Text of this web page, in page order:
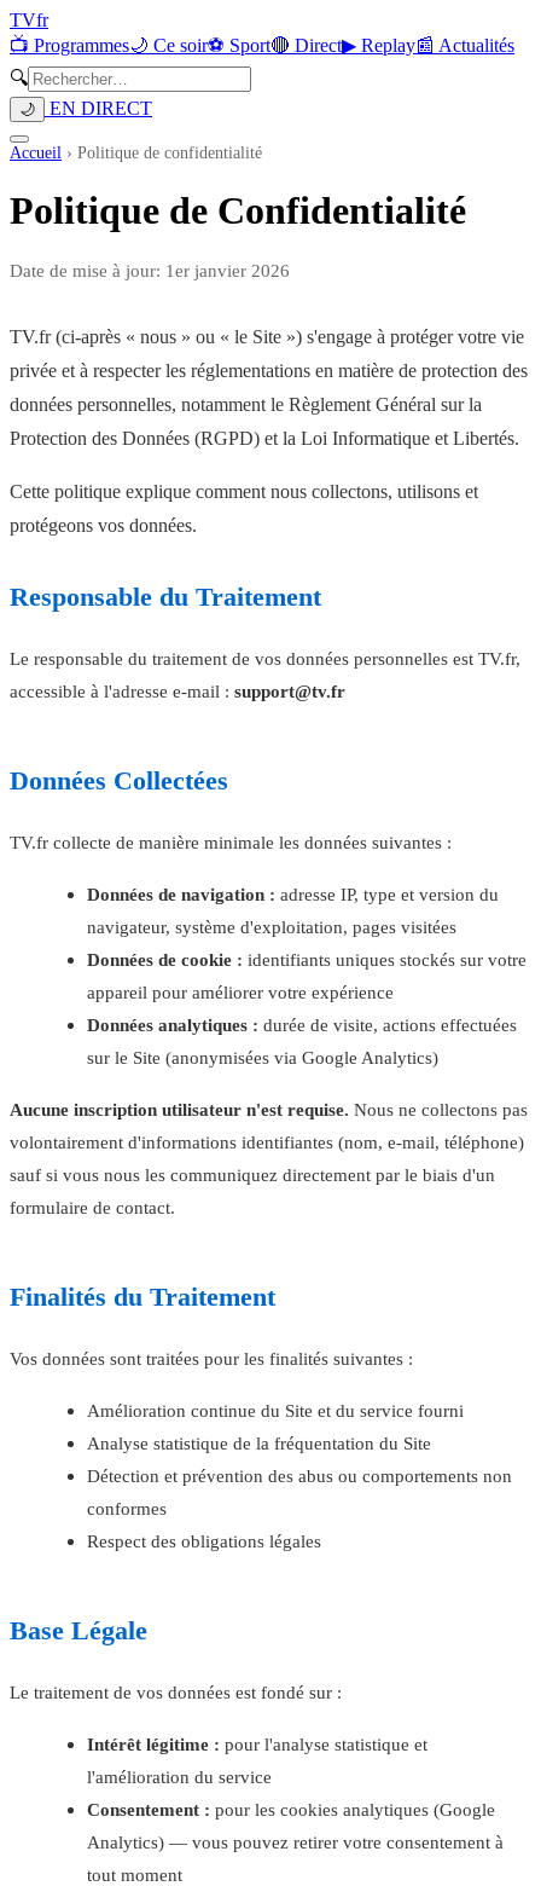
TVfr
📺 Programmes🌙 Ce soir⚽ Sport🔴 Direct▶ Replay📰 Actualités
🔍
🌙 EN DIRECT
Accueil › Politique de confidentialité
Politique de Confidentialité
Date de mise à jour: 1er janvier 2026
TV.fr (ci-après « nous » ou « le Site ») s'engage à protéger votre vie
privée et à respecter les réglementations en matière de protection des
données personnelles, notamment le Règlement Général sur la
Protection des Données (RGPD) et la Loi Informatique et Libertés.
Cette politique explique comment nous collectons, utilisons et
protégeons vos données.
Responsable du Traitement
Le responsable du traitement de vos données personnelles est TV.fr,
accessible à l'adresse e-mail : support@tv.fr
Données Collectées
TV.fr collecte de manière minimale les données suivantes :
Données de navigation : adresse IP, type et version du
navigateur, système d'exploitation, pages visitées
Données de cookie : identifiants uniques stockés sur votre
appareil pour améliorer votre expérience
Données analytiques : durée de visite, actions effectuées
sur le Site (anonymisées via Google Analytics)
Aucune inscription utilisateur n'est requise. Nous ne collectons pas
volontairement d'informations identifiantes (nom, e-mail, téléphone)
sauf si vous nous les communiquez directement par le biais d'un
formulaire de contact.
Finalités du Traitement
Vos données sont traitées pour les finalités suivantes :
Amélioration continue du Site et du service fourni
Analyse statistique de la fréquentation du Site
Détection et prévention des abus ou comportements non
conformes
Respect des obligations légales
Base Légale
Le traitement de vos données est fondé sur :
Intérêt légitime : pour l'analyse statistique et
l'amélioration du service
Consentement : pour les cookies analytiques (Google
Analytics) — vous pouvez retirer votre consentement à
tout moment